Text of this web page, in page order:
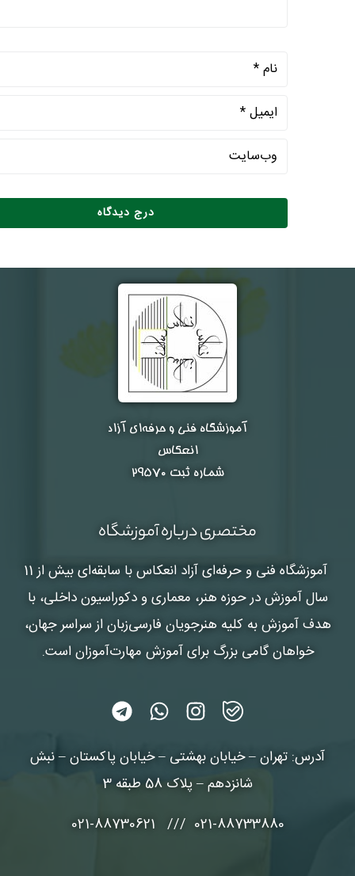
آموزشگاه فنی و حرفه‌ای آزاد
انعکاس
شماره ثبت ۲۹۵۷۰
مختصری درباره آموزشگاه
آموزشگاه فنی و حرفه‌ای آزاد انعکاس
با سابقه‌ای بیش از 11
سال آموزش در حوزه هنر، معماری و دکوراسیون داخلی، با
هدف آموزش به کلیه هنرجویان فارسی‌زبان از سراسر جهان،
خواهان گامی بزرگ برای آموزش مهارت‌آموزان است.
آدرس: تهران – خیابان بهشتی – خیابان پاکستان – نبش
شانزدهم – پلاک 58 طبقه 3
021-88733880 /// 021-88730621